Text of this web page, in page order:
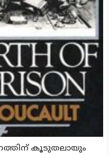
കൂടുതലായും